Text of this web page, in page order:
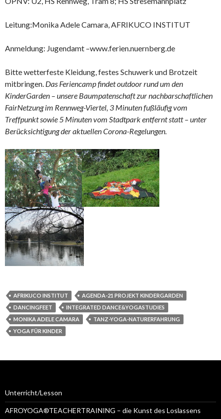
Leitung:Monika Adele Camara, AFRIKUCO INSTITUT
Anmeldung: Jugendamt –www.ferien.nuernberg.de
Bitte wetterfeste Kleidung, festes Schuwerk und Brotzeit
mitbringen. Das Feriencamp findet outdoor rund um den
KinderGarden – unsere Baumpatenschaft zur nachbarschaftlichen
FairNetzung im Rennweg-Viertel, 3 Minuten fußläufig vom
Treffpunkt sowie 5 Minuten vom Stadtpark entfernt statt – unter
Berücksichtigung der aktuellen Corona-Regelungen.
AFRIKUCO INSTITUT
AGENDA-21 PROJEKT KINDERGARDEN
DANCINGFEET
INTEGRATED DANCE&YOGASTUDIES
MONIKA ADELE CAMARA
TANZ-YOGA-NATURERFAHRUNG
YOGA FÜR KINDER
Unterricht/Lesson
AFROYOGA®TEACHERTRAINING – die Kunst des Loslassens